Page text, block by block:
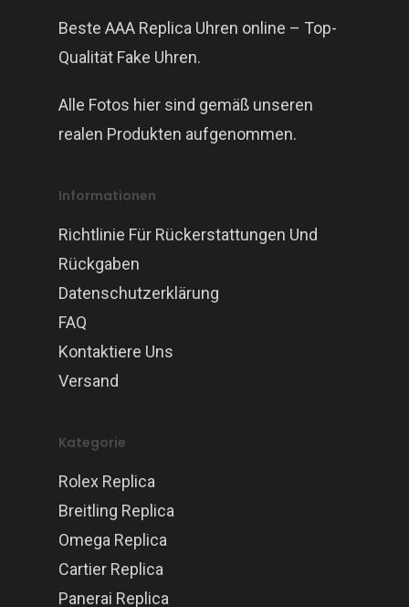
Beste AAA Replica Uhren online – Top-
Qualität Fake Uhren.
Alle Fotos hier sind gemäß unseren
realen Produkten aufgenommen.
Informationen
Richtlinie Für Rückerstattungen Und
Rückgaben
Datenschutzerklärung
FAQ
Kontaktiere Uns
Versand
Kategorie
Rolex Replica
Breitling Replica
Omega Replica
Cartier Replica
Panerai Replica